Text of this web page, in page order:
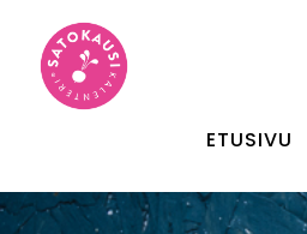
ETUSIVU